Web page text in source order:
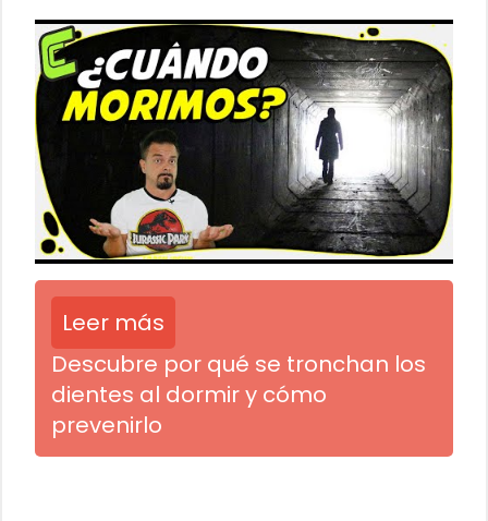
Leer más
Descubre por qué se tronchan los
dientes al dormir y cómo
prevenirlo